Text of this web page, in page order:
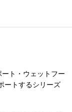
ト・ウェットフー
ートするシリーズ